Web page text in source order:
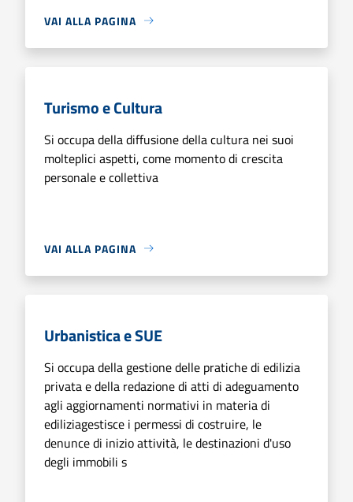
VAI ALLA PAGINA
Turismo e Cultura
Si occupa della diffusione della cultura nei suoi
molteplici aspetti, come momento di crescita
personale e collettiva
VAI ALLA PAGINA
Urbanistica e SUE
Si occupa della gestione delle pratiche di edilizia
privata e della redazione di atti di adeguamento
agli aggiornamenti normativi in materia di
ediliziagestisce i permessi di costruire, le
denunce di inizio attività, le destinazioni d'uso
degli immobili s